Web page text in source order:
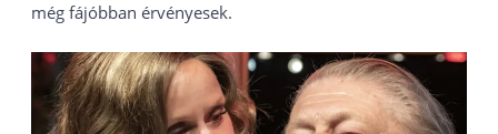
még fájóbban érvényesek.